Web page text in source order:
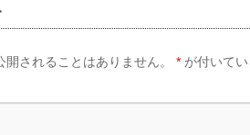
開されることはありません。 * が付いて